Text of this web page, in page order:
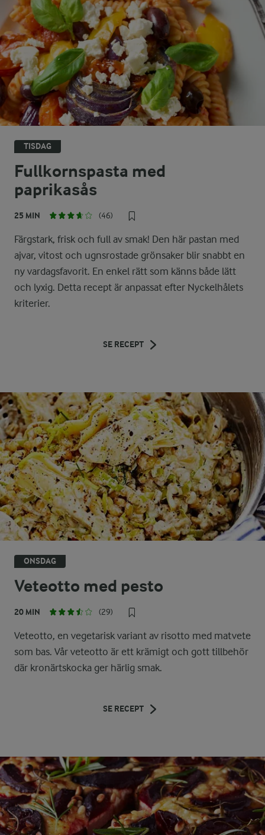
TISDAG
Fullkornspasta med
paprikasås
25 MIN (46)
Färgstark, frisk och full av smak! Den här pastan med
ajvar, vitost och ugnsrostade grönsaker blir snabbt en
ny vardagsfavorit. En enkel rätt som känns både lätt
och lyxig. Detta recept är anpassat efter Nyckelhålets
kriterier.
SE RECEPT
ONSDAG
Veteotto med pesto
20 MIN (29)
Veteotto, en vegetarisk variant av risotto med matvete
som bas. Vår veteotto är ett krämigt och gott tillbehör
där kronärtskocka ger härlig smak.
SE RECEPT